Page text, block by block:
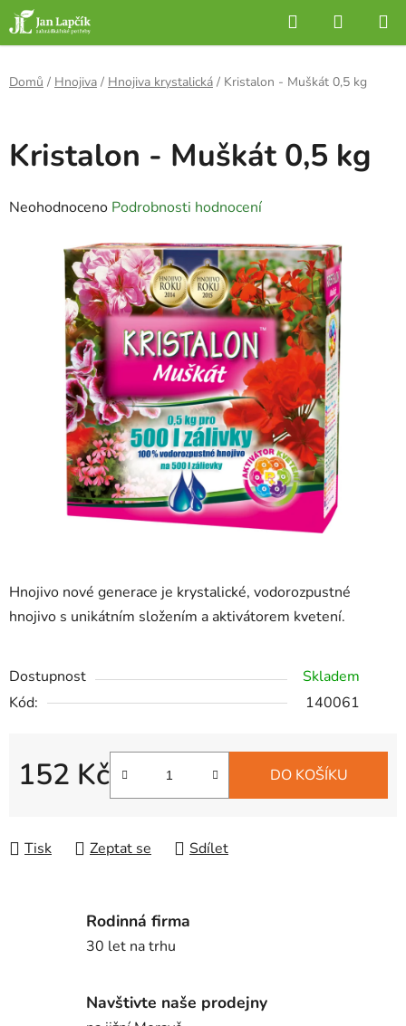
Přejít
na
obsah
Hledat
KOŠÍK
Domů / Hnojiva / Hnojiva krystalická / Kristalon - Muškát 0,5 kg
Hnojivo nové generace je krystalické, vodorozpustné
hnojivo s unikátním složením a aktivátorem kvetení.
Dostupnost
Skladem
Kód:
140061
152 Kč DO KOŠÍKU
Tisk Zeptat se Sdílet
Kristalon - Muškát 0,5 kg
Průměrné
produktu
hvězdiček.
Neohodnoceno Podrobnosti hodnocení
Rodinná firma
30 let na trhu
Navštivte naše prodejny